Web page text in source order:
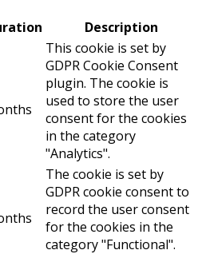
Description
This cookie is set by
GDPR Cookie Consent
plugin. The cookie is
used to store the user
consent for the cookies
in the category
"Analytics".
The cookie is set by
GDPR cookie consent to
record the user consent
for the cookies in the
category "Functional".